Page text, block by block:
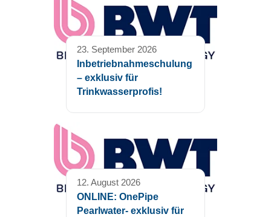
23. September 2026
Inbetriebnahmeschulung
– exklusiv für
Trinkwasserprofis!
12. August 2026
ONLINE: OnePipe
Pearlwater- exklusiv für